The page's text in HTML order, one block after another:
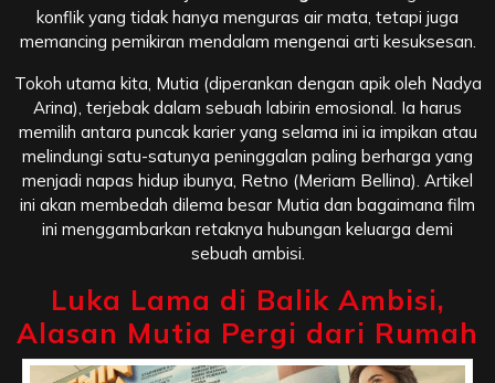
konflik yang tidak hanya menguras air mata, tetapi juga
memancing pemikiran mendalam mengenai arti kesuksesan.
Tokoh utama kita, Mutia (diperankan dengan apik oleh Nadya
Arina), terjebak dalam sebuah labirin emosional. Ia harus
memilih antara puncak karier yang selama ini ia impikan atau
melindungi satu-satunya peninggalan paling berharga yang
menjadi napas hidup ibunya, Retno (Meriam Bellina). Artikel
ini akan membedah dilema besar Mutia dan bagaimana film
ini menggambarkan retaknya hubungan keluarga demi
sebuah ambisi.
Luka Lama di Balik Ambisi,
Alasan Mutia Pergi dari Rumah